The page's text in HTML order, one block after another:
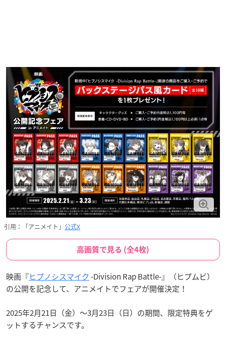
引用：「アニメイト」 公式X
高画質で見る (全4枚)
映画『ヒプノシスマイク -Division Rap Battle-』（ヒプムビ）
の公開を記念して、アニメイトでフェアが開催決定！
2025年2月21日（金）～3月23日（日）の期間、限定特典をゲ
ットするチャンスです。